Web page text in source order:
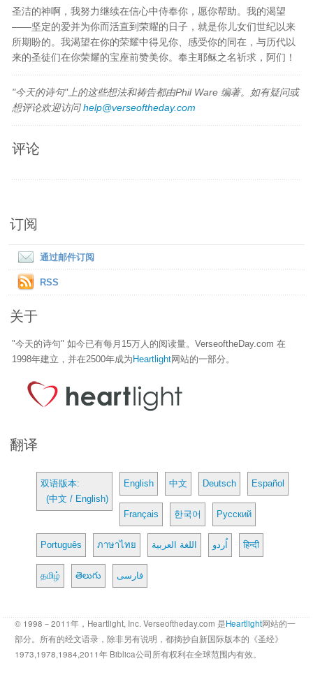
圣洁的神啊，我努力继续在信心中侍奉你，愿你帮助。我的渴望
——坚定的爱并为你而活直到荣耀的日子，就是你儿女们世纪以来
所期盼的。我渴望在你的荣耀中得见你、感受你的同在，与历代以
来的圣徒们在你荣耀的宝座前赞美你。奉主耶稣之名祈求，阿们！
"今天的诗句"上的这些想法和祷告都由Phil Ware 编著。如有疑问或
想评论欢迎访问help@verseoftheday.com
评论
订阅
通过邮件订阅
RSS
关于
"今天的诗句" 如今已有每月15万人的阅读量。VerseoftheDay.com 在
1998年建立，并在2500年成为 Heartlight网站的一部分。
翻译
双语版本:
(中文 / English)
English 中文 Deutsch Español
Français 한국어 Русский
Português ภาษาไทย اللغة العربية اُردو हिन्दी
தமிழ் తెలుగు فارسی
© 1998－2011年，Heartlight, Inc. Verseoftheday.com 是Heartlight网站的一
部分。所有的经文语录，除非另有说明，都摘抄自新国际版本的《圣经》
1973,1978,1984,2011年 Biblica公司所有权利在全球范围内有效。